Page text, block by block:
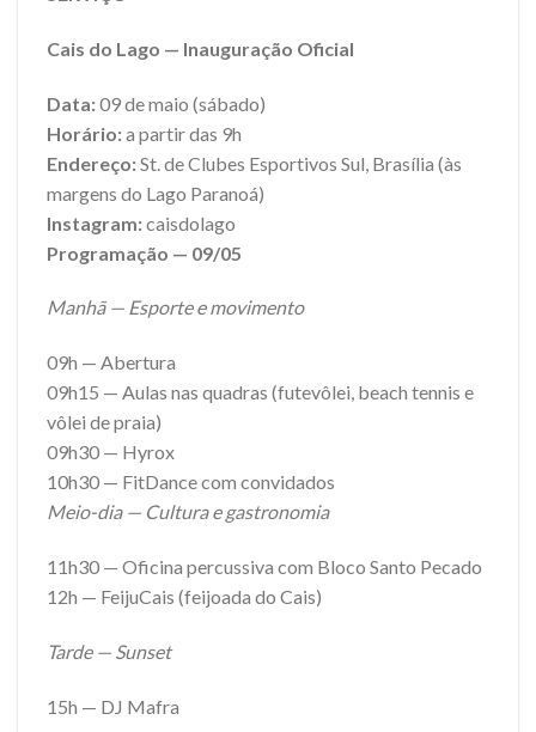
Cais do Lago — Inauguração Oficial
Data:09 de maio (sábado)
Horário:a partir das 9h
Endereço:St. de Clubes Esportivos Sul, Brasília (às
margens do Lago Paranoá)
Instagram:caisdolago
Programação — 09/05
Manhã — Esporte e movimento
09h — Abertura
09h15 — Aulas nas quadras (futevôlei, beach tennis e
vôlei de praia)
09h30 — Hyrox
10h30 — FitDance com convidados
Meio-dia — Cultura e gastronomia
11h30 — Oficina percussiva com Bloco Santo Pecado
12h — FeijuCais (feijoada do Cais)
Tarde — Sunset
15h — DJ Mafra